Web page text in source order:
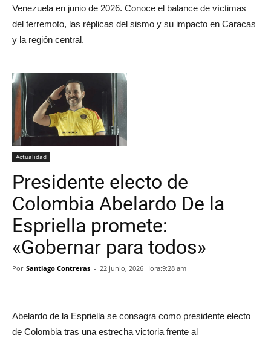
Venezuela en junio de 2026. Conoce el balance de víctimas
del terremoto, las réplicas del sismo y su impacto en Caracas
y la región central.
Actualidad
Presidente electo de
Colombia Abelardo De la
Espriella promete:
«Gobernar para todos»
Por Santiago Contreras - 22 junio, 2026 Hora:9:28 am
Abelardo de la Espriella se consagra como presidente electo
de Colombia tras una estrecha victoria frente al